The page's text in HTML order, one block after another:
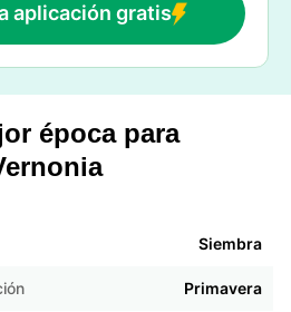
aplicación gratis
época para
Siembra
Primavera